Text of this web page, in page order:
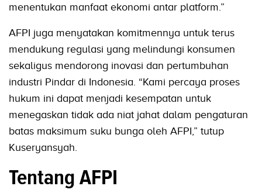
menentukan manfaat ekonomi antar platform.”
AFPI juga menyatakan komitmennya untuk terus
mendukung regulasi yang melindungi konsumen
sekaligus mendorong inovasi dan pertumbuhan
industri Pindar di Indonesia. “Kami percaya proses
hukum ini dapat menjadi kesempatan untuk
menegaskan tidak ada niat jahat dalam pengaturan
batas maksimum suku bunga oleh AFPI,” tutup
Kuseryansyah.
Tentang AFPI